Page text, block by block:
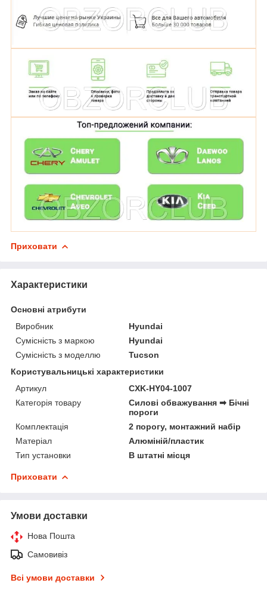
Приховати
Характеристики
Основні атрибути
Виробник
Hyundai
Сумісність з маркою
Hyundai
Сумісність з моделлю
Tucson
Користувальницькі характеристики
Артикул
CXK-HY04-1007
Категорія товару
Силові обважування ➡ Бічні
пороги
Комплектація
2 порогу, монтажний набір
Матеріал
Алюміній/пластик
Тип установки
В штатні місця
Приховати
Умови доставки
Нова Пошта
Самовивіз
Всі умови доставки